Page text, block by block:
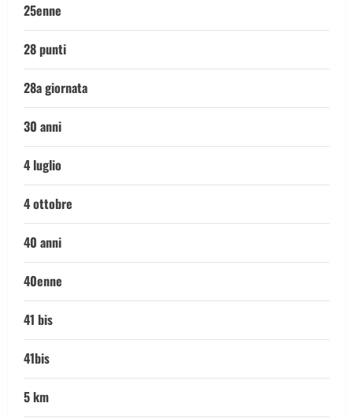
25enne
28 punti
28a giornata
30 anni
4 luglio
4 ottobre
40 anni
40enne
41 bis
41bis
5 km